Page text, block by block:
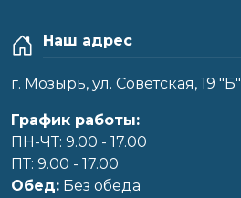
Наш адрес
г. Мозырь, ул. Советская, 19 "Б"
График работы:
ПН-ЧТ: 9.00 - 17.00
ПТ: 9.00 - 17.00
Обед: Без обеда